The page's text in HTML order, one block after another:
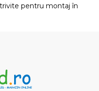
pentru montaj în